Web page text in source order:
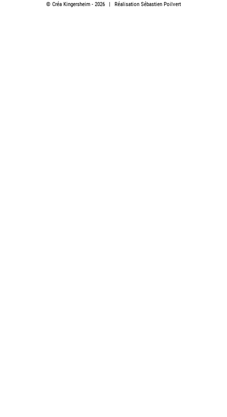
© Créa Kingersheim - 2026 | Réalisation Sébastien Poilvert